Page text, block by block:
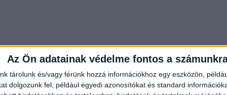
Az Ön adatainak védelme fontos a
tárolunk és/vagy férünk hozzá információkhoz egy eszközön,
dolgozunk fel, például egyedi azonosítókat és standard
aki a roncsba szorult. A törökbálinti hivatásos